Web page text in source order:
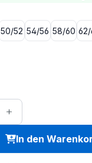
50/52 54/56 58/60
In den